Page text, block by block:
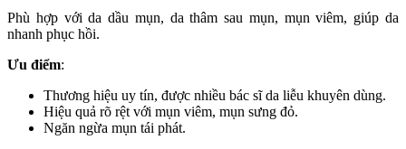
Phù hợp với da dầu mụn, da thâm sau mụn, mụn viêm, giúp da
nhanh phục hồi.
Ưu điểm:
Thương hiệu uy tín, được nhiều bác sĩ da liễu khuyên dùng.
Hiệu quả rõ rệt với mụn viêm, mụn sưng đỏ.
Ngăn ngừa mụn tái phát.